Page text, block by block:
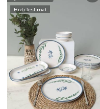
Hızlı Teslimat